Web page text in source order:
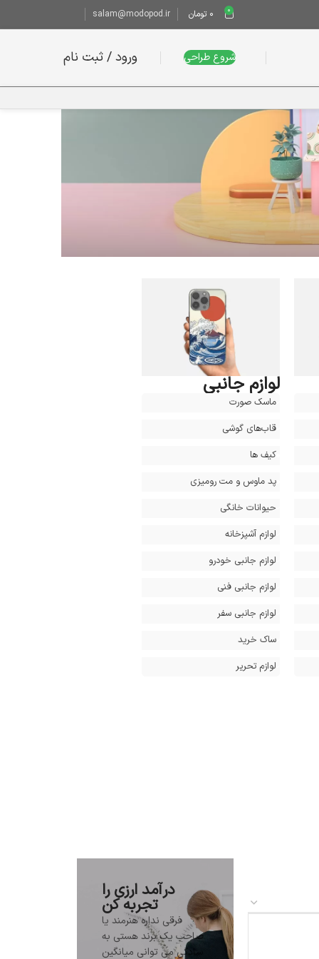
0
0 تومان salam@modopod.ir
شروع طراحی ورود / ثبت نام
لوازم جانبی
ماسک صورت
قاب‌های گوشی
کیف ‌ها
پد ماوس و مت رومیزی
حیوانات خانگی
لوازم آشپزخانه
لوازم جانبی خودرو
لوازم جانبی فنی
لوازم جانبی سفر
ساک خرید
لوازم تحریر
درآمد ارزی را
تجربه کن
فرقی نداره هنرمند یا
صاحب یک برند هستی به
سادگی می توانی میانگین
شروع کن